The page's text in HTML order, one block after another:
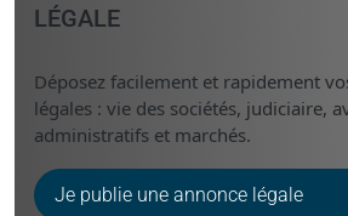
LÉGALE
Déposez facilement et rapidement
légales : vie des sociétés, judiciaire,
administratifs et marchés.
Je publie une annonce légale